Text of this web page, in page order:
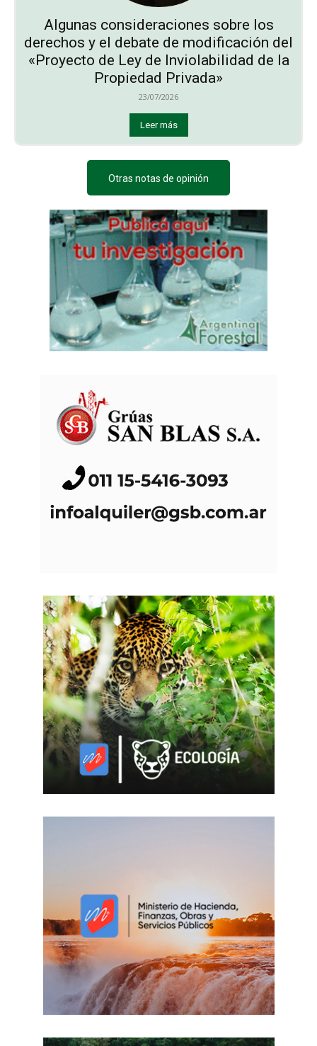
Algunas consideraciones sobre los
derechos y el debate de modificación del
«Proyecto de Ley de Inviolabilidad de la
Propiedad Privada»
23/07/2026
Leer más
Otras notas de opinión